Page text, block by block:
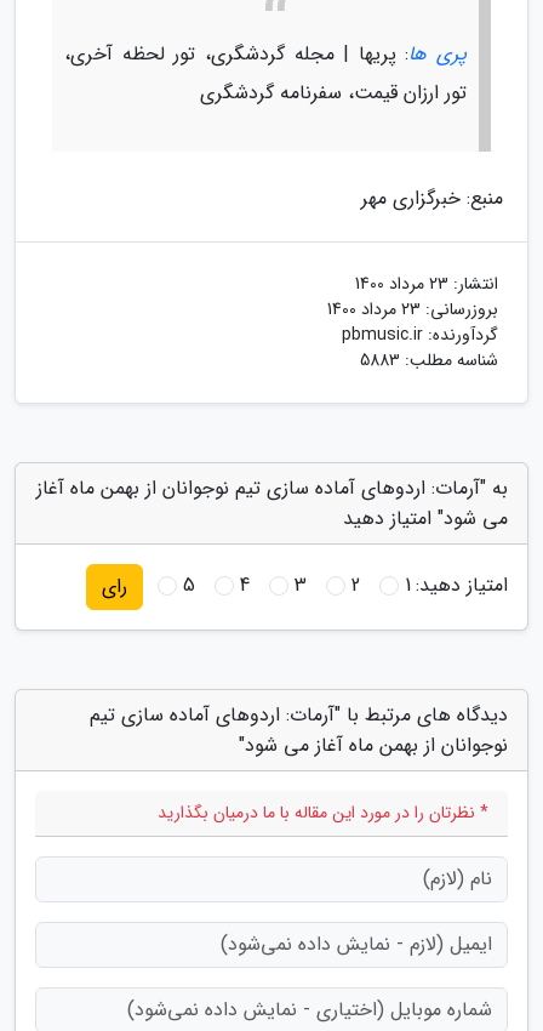
پری ها: پریها | مجله گردشگری، تور لحظه آخری،
تور ارزان قیمت، سفرنامه گردشگری
منبع: خبرگزاری مهر
انتشار: 23 مرداد 1400
بروزرسانی: 23 مرداد 1400
گردآورنده: pbmusic.ir
شناسه مطلب: 5883
به "آرمات: اردوهای آماده سازی تیم نوجوانان از بهمن ماه آغاز
می شود" امتیاز دهید
امتیاز دهید:1
2
3
4
5 رای
دیدگاه های مرتبط با "آرمات: اردوهای آماده سازی تیم
نوجوانان از بهمن ماه آغاز می شود"
* نظرتان را در مورد این مقاله با ما درمیان بگذارید